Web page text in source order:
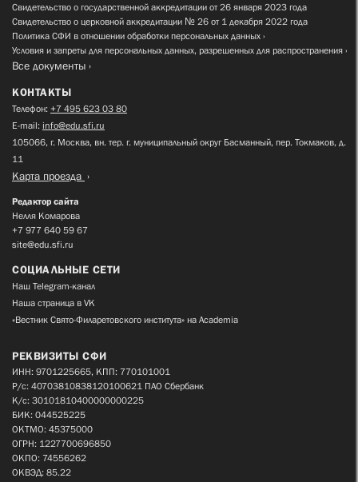
Свидетельство о государственной аккредитации от 26 января 2023 года
Свидетельство о церковной аккредитации № 26 от 1 декабря 2022 года
Политика СФИ в отношении обработки персональных данных
Условия и запреты для персональных данных, разрешенных для распространения
Все документы
КОНТАКТЫ
Телефон: +7 495 623 03 80
E-mail: info@edu.sfi.ru
105066, г. Москва, вн. тер. г. муниципальный округ Басманный, пер. Токмаков, д.
11
Карта проезда
Редактор сайта
Нелля Комарова
+7 977 640 59 67
site@edu.sfi.ru
СОЦИАЛЬНЫЕ СЕТИ
Наш Telegram-канал
Наша страница в VK
«Вестник Свято-Филаретовского института» на Academia
РЕКВИЗИТЫ СФИ
ИНН: 9701225665, КПП: 770101001
Р/с: 40703810838120100621 ПАО Сбербанк
К/с: 30101810400000000225
БИК: 044525225
ОКТМО: 45375000
ОГРН: 1227700696850
ОКПО: 74556262
ОКВЭД: 85.22